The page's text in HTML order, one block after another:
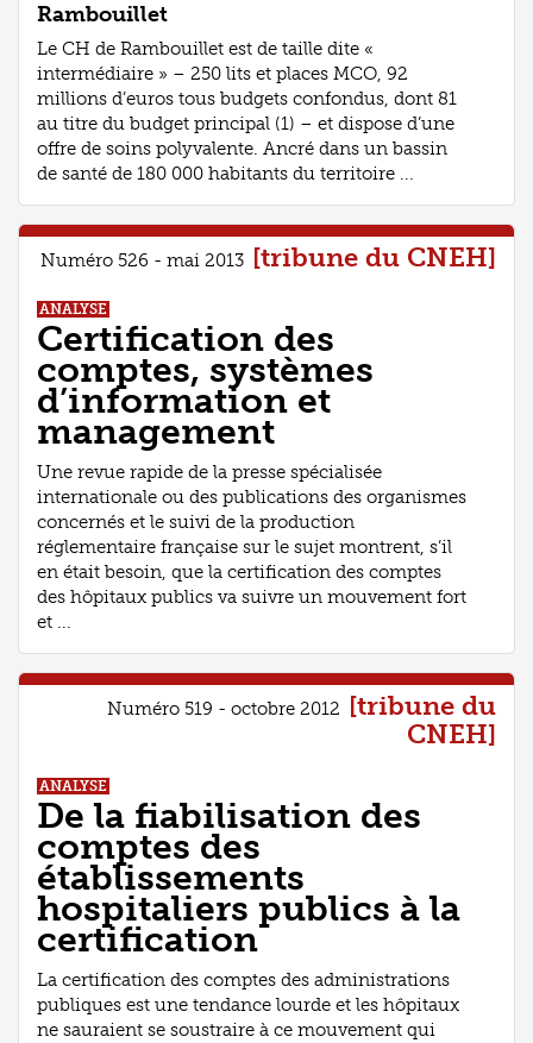
Rambouillet
Le CH de Rambouillet est de taille dite «
intermédiaire » – 250 lits et places MCO, 92
millions d’euros tous budgets confondus, dont 81
au titre du budget principal (1) – et dispose d’une
offre de soins polyvalente. Ancré dans un bassin
de santé de 180 000 habitants du territoire ...
Numéro 526 - mai 2013 [tribune du CNEH]
ANALYSE
Certification des
comptes, systèmes
d’information et
management
Une revue rapide de la presse spécialisée
internationale ou des publications des organismes
concernés et le suivi de la production
réglementaire française sur le sujet montrent, s’il
en était besoin, que la certification des comptes
des hôpitaux publics va suivre un mouvement fort
et ...
Numéro 519 - octobre 2012 [tribune du
CNEH]
ANALYSE
De la fiabilisation des
comptes des
établissements
hospitaliers publics à la
certification
La certification des comptes des administrations
publiques est une tendance lourde et les hôpitaux
ne sauraient se soustraire à ce mouvement qui